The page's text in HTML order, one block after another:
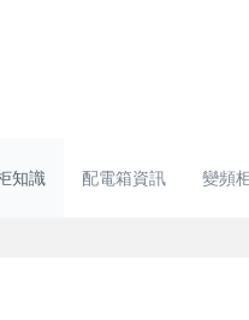
知識 配電箱資訊 變頻